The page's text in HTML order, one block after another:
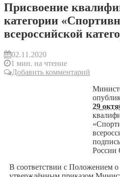
Присвоение
категории
всероссийской
02.11.2020
1 мин. на чтение
Добавить комментарий
29
В соответствии с Положением о